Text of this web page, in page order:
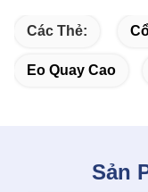
Các Thẻ:
Eo Quay Cao
Sản